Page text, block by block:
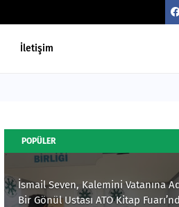
İletişim
POPÜLER
İsmail Seven, Kalemini Vatanına
Bir Gönül Ustası ATO Kitap